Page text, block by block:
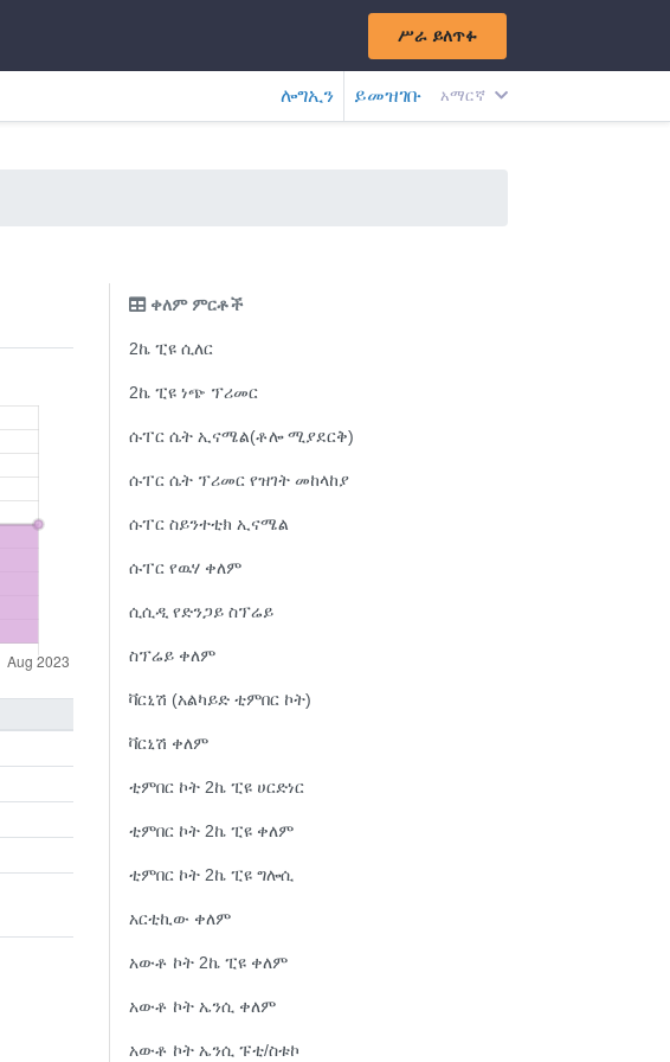
ሥራ ይለጥፉ
ሎግኢን ይመዝገቡ አማርኛ
ቀለም ምርቶች
2ኬ ፒዩ ሲለር
2ኬ ፒዩ ነጭ ፕሪመር
ሱፐር ሴት ኢናሜል(ቶሎ ሚያደርቅ)
ሱፐር ሴት ፕሪመር የዝገት መከላከያ
ሱፐር ስይንተቲክ ኢናሜል
ሱፐር የዉሃ ቀለም
ሲሲዲ የድንጋይ ስፕሬይ
ስፕሬይ ቀለም
ቫርኒሽ (አልካይድ ቲምበር ኮት)
ቫርኒሽ ቀለም
ቲምበር ኮት 2ኬ ፒዩ ሀርድነር
ቲምበር ኮት 2ኬ ፒዩ ቀለም
ቲምበር ኮት 2ኬ ፒዩ ግሎሲ
አርቲኪው ቀለም
አውቶ ኮት 2ኬ ፒዩ ቀለም
አውቶ ኮት ኤንሲ ቀለም
አውቶ ኮት ኤንሲ ፑቲ/ስቱኮ